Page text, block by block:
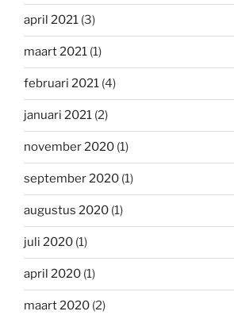
april 2021 (3)
maart 2021 (1)
februari 2021 (4)
januari 2021 (2)
november 2020 (1)
september 2020 (1)
augustus 2020 (1)
juli 2020 (1)
april 2020 (1)
maart 2020 (2)